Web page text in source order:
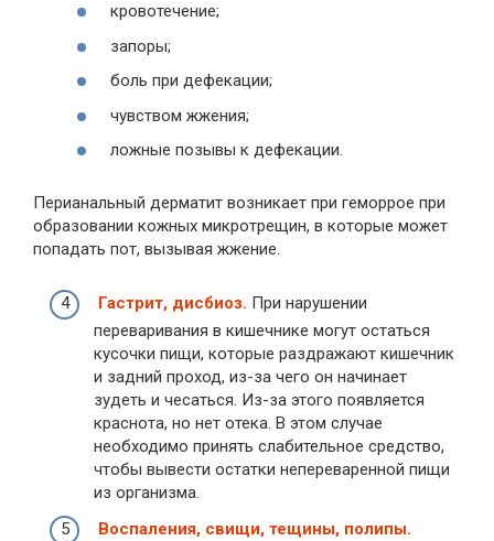
кровотечение;
запоры;
боль при дефекации;
чувством жжения;
ложные позывы к дефекации.
Перианальный дерматит возникает при геморрое при
образовании кожных микротрещин, в которые может
попадать пот, вызывая жжение.
Гастрит, дисбиоз. При нарушении
переваривания в кишечнике могут остаться
кусочки пищи, которые раздражают кишечник
и задний проход, из-за чего он начинает
зудеть и чесаться. Из-за этого появляется
краснота, но нет отека. В этом случае
необходимо принять слабительное средство,
чтобы вывести остатки непереваренной пищи
из организма.
Воспаления, свищи, тещины, полипы.